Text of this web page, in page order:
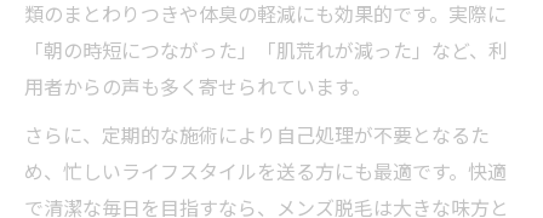
類のまとわりつきや体臭の軽減にも効果的です。実際に
「朝の時短につながった」「肌荒れが減った」など、利
用者からの声も多く寄せられています。
さらに、定期的な施術により自己処理が不要となるた
め、忙しいライフスタイルを送る方にも最適です。快適
で清潔な毎日を目指すなら、メンズ脱毛は大きな味方と